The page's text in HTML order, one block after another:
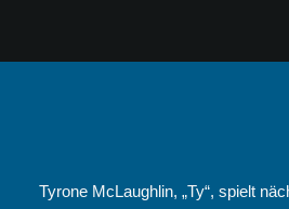
Tyrone McLaughlin, „Ty“, spielt